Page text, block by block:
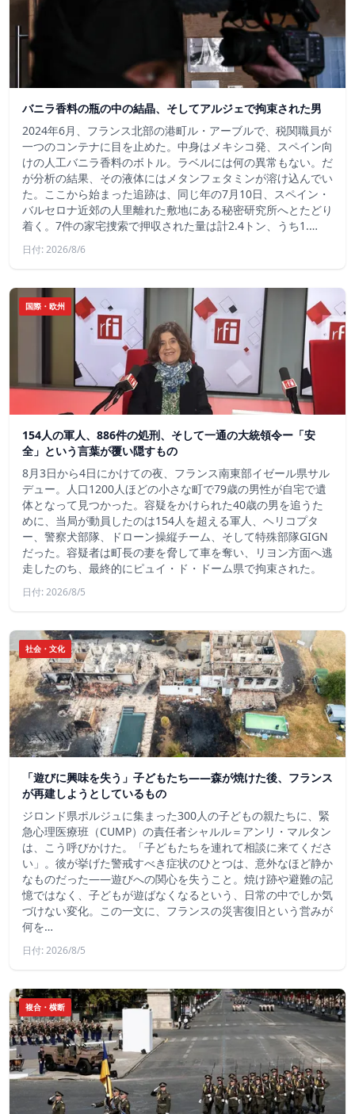
バニラ香料の瓶の中の結晶、そしてアルジェで拘束された男
2024年6月、フランス北部の港町ル・アーブルで、税関職員が
一つのコンテナに目を止めた。中身はメキシコ発、スペイン向
けの人工バニラ香料のボトル。ラベルには何の異常もない。だ
が分析の結果、その液体にはメタンフェタミンが溶け込んでい
た。ここから始まった追跡は、同じ年の7月10日、スペイン・
バルセロナ近郊の人里離れた敷地にある秘密研究所へとたどり
着く。7件の家宅捜索で押収された量は計2.4トン、うち1.…
日付: 2026/8/6
国際・欧州
154人の軍人、886件の処刑、そして一通の大統領令ー「安
全」という言葉が覆い隠すもの
8月3日から4日にかけての夜、フランス南東部イゼール県サル
デュー。人口1200人ほどの小さな町で79歳の男性が自宅で遺
体となって見つかった。容疑をかけられた40歳の男を追うた
めに、当局が動員したのは154人を超える軍人、ヘリコプタ
ー、警察犬部隊、ドローン操縦チーム、そして特殊部隊GIGN
だった。容疑者は町長の妻を脅して車を奪い、リヨン方面へ逃
走したのち、最終的にピュイ・ド・ドーム県で拘束された。
日付: 2026/8/5
社会・文化
「遊びに興味を失う」子どもたち——森が焼けた後、フランス
が再建しようとしているもの
ジロンド県ポルジュに集まった300人の子どもの親たちに、緊
急心理医療班（CUMP）の責任者シャルル＝アンリ・マルタン
は、こう呼びかけた。「子どもたちを連れて相談に来てくださ
い」。彼が挙げた警戒すべき症状のひとつは、意外なほど静か
なものだった――遊びへの関心を失うこと。焼け跡や避難の記
憶ではなく、子どもが遊ばなくなるという、日常の中でしか気
づけない変化。この一文に、フランスの災害復旧という営みが
何を…
日付: 2026/8/5
複合・横断